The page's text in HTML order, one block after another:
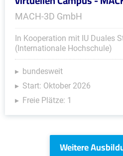
MACH-3D GmbH
In Kooperation mit IU Duales
(Internationale Hochschule)
bundesweit
Start: Oktober 2026
Freie Plätze: 1
Weitere